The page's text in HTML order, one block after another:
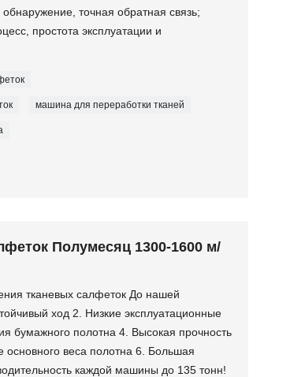
точная обратная связь;
простота эксплуатации и
машина для переработки тканей
Полумесяц 1300-1600 м/
тканевых салфеток До нашей
ход 2. Низкие эксплуатационные
бумажного полотна 4. Высокая прочность
веса полотна 6. Большая
каждой машины до 135 тонн!